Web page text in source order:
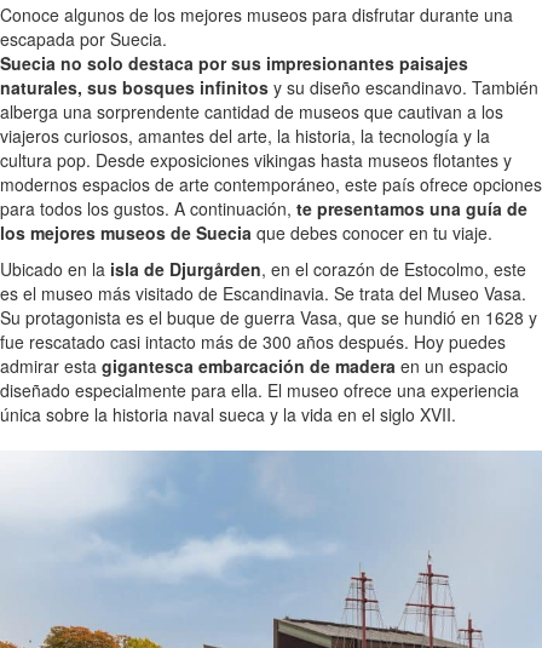
Conoce algunos de los mejores museos para disfrutar durante una
escapada por Suecia.
Suecia no solo destaca por sus impresionantes paisajes
naturales, sus bosques infinitos y su diseño escandinavo. También
alberga una sorprendente cantidad de museos que cautivan a los
viajeros curiosos, amantes del arte, la historia, la tecnología y la
cultura pop. Desde exposiciones vikingas hasta museos flotantes y
modernos espacios de arte contemporáneo, este país ofrece opciones
para todos los gustos. A continuación, te presentamos una guía de
los mejores museos de Suecia que debes conocer en tu viaje.
Ubicado en la isla de Djurgården, en el corazón de Estocolmo, este
es el museo más visitado de Escandinavia. Se trata del Museo Vasa.
Su protagonista es el buque de guerra Vasa, que se hundió en 1628 y
fue rescatado casi intacto más de 300 años después. Hoy puedes
admirar esta gigantesca embarcación de madera en un espacio
diseñado especialmente para ella. El museo ofrece una experiencia
única sobre la historia naval sueca y la vida en el siglo XVII.